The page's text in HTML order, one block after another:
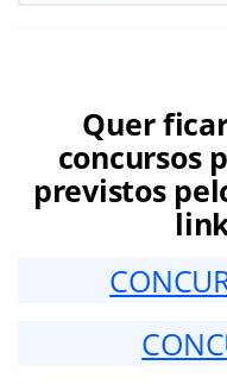
Quer
concursos
previstos